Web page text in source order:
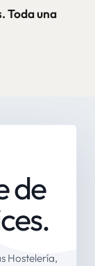
Toda una
de
Hostelería,